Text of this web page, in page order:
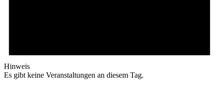
Hinweis
Es gibt keine Veranstaltungen an diesem Tag.